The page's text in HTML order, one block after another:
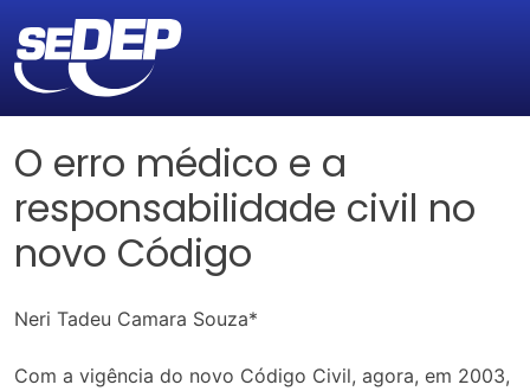
O erro médico e a
responsabilidade civil no
novo Código
Neri Tadeu Camara Souza*
Com a vigência do novo Código Civil, agora, em 2003,